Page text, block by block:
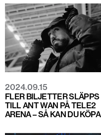
2024.09.15
FLER BILJETTER SLÄPPS
TILL ANT WAN PÅ TELE2
ARENA – SÅ KAN DU KÖPA